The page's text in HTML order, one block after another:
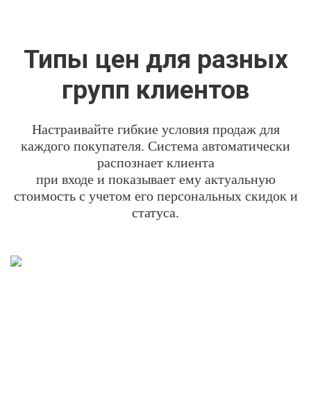
Типы цен для разных
групп клиентов
Настраивайте гибкие условия продаж для
каждого покупателя. Система автоматически
распознает клиента
при входе и показывает ему актуальную
стоимость с учетом его персональных скидок и
статуса.